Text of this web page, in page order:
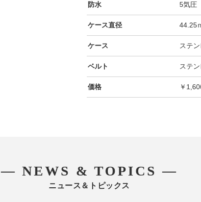
防水 5気圧
ケース直径 44.25
ケース ステ
ベルト ステ
価格 ￥
― NEWS & TOPICS ―
ニュース＆トピックス